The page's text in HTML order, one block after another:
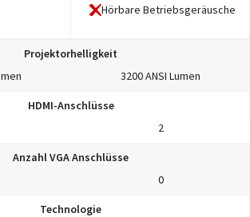
Hörbare Betriebsgeräusche
Projektorhelligkeit
3200 ANSI Lumen
HDMI-Anschlüsse
2
Anzahl VGA Anschlüsse
0
Technologie